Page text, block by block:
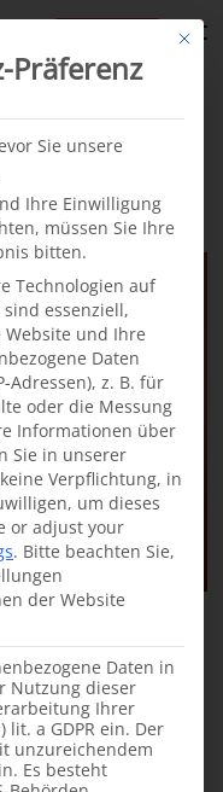
Ethiopia
cleft treatment
place in Warder.
Mit
Präferenz
Sie unsere
Ihre Einwilligung
müssen Sie Ihre
bitten.
Technologien auf
essenziell,
und Ihre
Daten
Adressen), z. B. für
oder die Messung
Informationen über
Sie in unserer
Verpflichtung, in
um dieses
or adjust your
. Bitte beachten Sie,
der Website
Daten in
Nutzung dieser
Ihrer
lit. a GDPR ein. Der
unzureichendem
Es besteht